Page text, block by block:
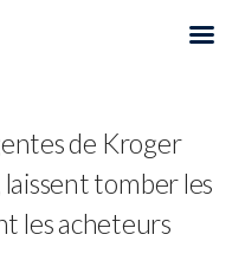
de Kroger
tomber les
les acheteurs